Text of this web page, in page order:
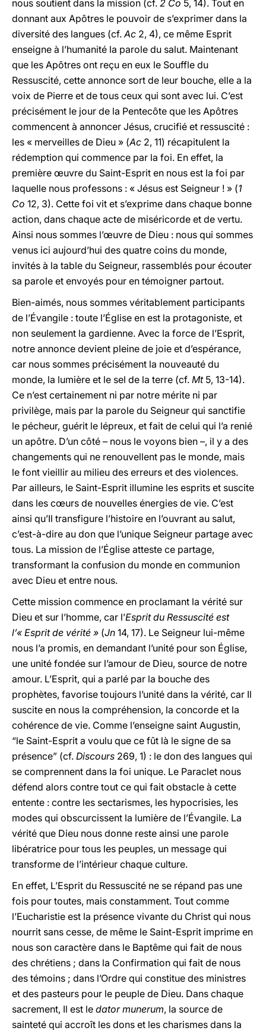
nous soutient dans la mission (cf. 2 Co 5, 14). Tout en
donnant aux Apôtres le pouvoir de s’exprimer dans la
diversité des langues (cf.Ac 2, 4), ce même Esprit
enseigne à l’humanité la parole du salut. Maintenant
que les Apôtres ont reçu en eux le Souffle du
Ressuscité, cette annonce sort de leur bouche, elle a la
voix de Pierre et de tous ceux qui sont avec lui. C’est
précisément le jour de la Pentecôte que les Apôtres
commencent à annoncer Jésus, crucifié et ressuscité :
les « merveilles de Dieu » (Ac 2, 11) récapitulent la
rédemption qui commence par la foi. En effet, la
première œuvre du Saint-Esprit en nous est la foi par
laquelle nous professons : « Jésus est Seigneur ! » (1
Co 12, 3). Cette foi vit et s’exprime dans chaque bonne
action, dans chaque acte de miséricorde et de vertu.
Ainsi nous sommes l’œuvre de Dieu : nous qui sommes
venus ici aujourd’hui des quatre coins du monde,
invités à la table du Seigneur, rassemblés pour écouter
sa parole et envoyés pour en témoigner partout.
Bien-aimés, nous sommes véritablement participants
de l’Évangile : toute l’Église en est la protagoniste, et
non seulement la gardienne. Avec la force de l’Esprit,
notre annonce devient pleine de joie et d’espérance,
car nous sommes précisément la nouveauté du
monde, la lumière et le sel de la terre (cf. Mt5, 13-14).
Ce n’est certainement ni par notre mérite ni par
privilège, mais par la parole du Seigneur qui sanctifie
le pécheur, guérit le lépreux, et fait de celui qui l’a renié
un apôtre. D’un côté – nous le voyons bien –, il y a des
changements qui ne renouvellent pas le monde, mais
le font vieillir au milieu des erreurs et des violences.
Par ailleurs, le Saint-Esprit illumine les esprits et suscite
dans les cœurs de nouvelles énergies de vie. C’est
ainsi qu’Il transfigure l’histoire en l’ouvrant au salut,
c’est-à-dire au don que l’unique Seigneur partage avec
tous. La mission de l’Église atteste ce partage,
transformant la confusion du monde en communion
avec Dieu et entre nous.
Cette mission commence en proclamant la vérité sur
Dieu et sur l’homme, car l’Esprit du Ressuscité est
l’« Esprit de vérité » (Jn 14, 17). Le Seigneur lui-même
nous l’a promis, en demandant l’unité pour son Église,
une unité fondée sur l’amour de Dieu, source de notre
amour. L’Esprit, qui a parlé par la bouche des
prophètes, favorise toujours l’unité dans la vérité, car Il
suscite en nous la compréhension, la concorde et la
cohérence de vie. Comme l’enseigne saint Augustin,
“le Saint-Esprit a voulu que ce fût là le signe de sa
présence” (cf. Discours 269, 1) : le don des langues qui
se comprennent dans la foi unique. Le Paraclet nous
défend alors contre tout ce qui fait obstacle à cette
entente : contre les sectarismes, les hypocrisies, les
modes qui obscurcissent la lumière de l’Évangile. La
vérité que Dieu nous donne reste ainsi une parole
libératrice pour tous les peuples, un message qui
transforme de l’intérieur chaque culture.
En effet, L’Esprit du Ressuscité ne se répand pas une
fois pour toutes, mais constamment. Tout comme
l’Eucharistie est la présence vivante du Christ qui nous
nourrit sans cesse, de même le Saint-Esprit imprime en
nous son caractère dans le Baptême qui fait de nous
des chrétiens ; dans la Confirmation qui fait de nous
des témoins ; dans l’Ordre qui constitue des ministres
et des pasteurs pour le peuple de Dieu. Dans chaque
sacrement, Il est le dator munerum, la source de
sainteté qui accroît les dons et les charismes dans la